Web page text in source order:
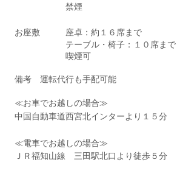
禁煙
お座敷 座卓：約１６席まで
テーブル・椅子：１０席まで
喫煙可
​備考 運転代行も手配可能
≪お車でお越しの場合≫
中国自動車道西宮北インターより１５分
≪電車でお越しの場合≫
​ＪＲ福知山線 三田駅北口より徒歩５分